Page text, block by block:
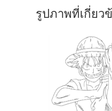
รูปภาพที่เกี่ยว